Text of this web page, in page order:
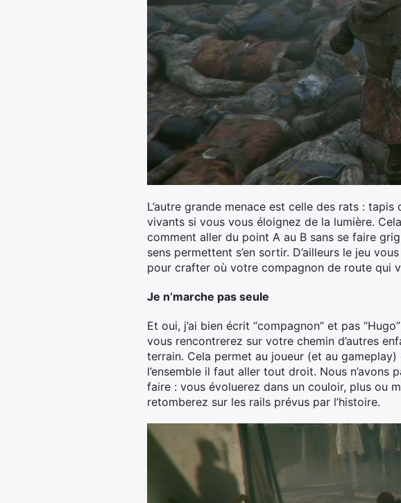
L’autre grande menace est celle des rats :
vivants si vous vous éloignez de la lumière.
comment aller du point A au B sans se faire
sens permettent s’en sortir. D’ailleurs le jeu
pour crafter où votre compagnon de route qui
Je n’marche pas seule
Et oui, j’ai bien écrit “compagnon” et pas
vous rencontrerez sur votre chemin d’autres
terrain. Cela permet au joueur (et au
l’ensemble il faut aller tout droit. Nous n’avons
faire : vous évoluerez dans un couloir, plus ou
retomberez sur les rails prévus par l’histoire.